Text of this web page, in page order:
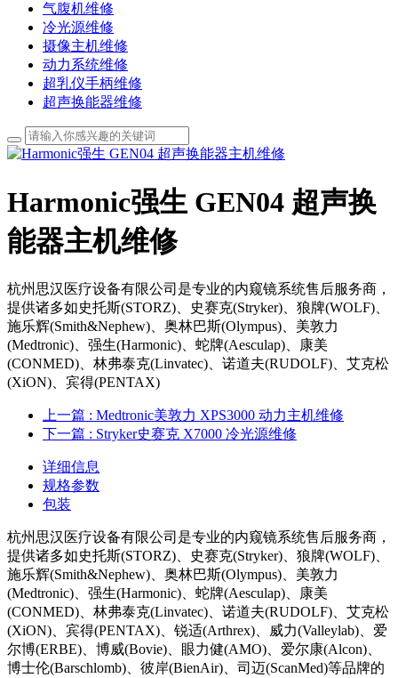
气腹机维修
冷光源维修
摄像主机维修
动力系统维修
超乳仪手柄维修
超声换能器维修
Harmonic强生 GEN04 超声换
能器主机维修
杭州思汉医疗设备有限公司是专业的内窥镜系统售后服务商，
提供诸多如史托斯(STORZ)、史赛克(Stryker)、狼牌(WOLF)、
施乐辉(Smith&Nephew)、奥林巴斯(Olympus)、美敦力
(Medtronic)、强生(Harmonic)、蛇牌(Aesculap)、康美
(CONMED)、林弗泰克(Linvatec)、诺道夫(RUDOLF)、艾克松
(XiON)、宾得(PENTAX)
上一篇 : Medtronic美敦力 XPS3000 动力主机维修
下一篇 : Stryker史赛克 X7000 冷光源维修
详细信息
规格参数
包装
杭州思汉医疗设备有限公司是专业的内窥镜系统售后服务商，
提供诸多如史托斯(STORZ)、史赛克(Stryker)、狼牌(WOLF)、
施乐辉(Smith&Nephew)、奥林巴斯(Olympus)、美敦力
(Medtronic)、强生(Harmonic)、蛇牌(Aesculap)、康美
(CONMED)、林弗泰克(Linvatec)、诺道夫(RUDOLF)、艾克松
(XiON)、宾得(PENTAX)、锐适(Arthrex)、威力(Valleylab)、爱
尔博(ERBE)、博威(Bovie)、眼力健(AMO)、爱尔康(Alcon)、
博士伦(Barschlomb)、彼岸(BienAir)、司迈(ScanMed)等品牌的